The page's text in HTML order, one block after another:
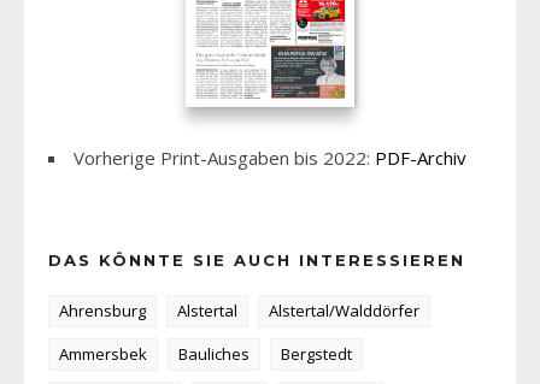
Vorherige Print-Ausgaben bis 2022: PDF-Archiv
DAS KÖNNTE SIE AUCH INTERESSIEREN
Ahrensburg Alstertal
Alstertal/Walddörfer
Ammersbek
Bauliches
Bergstedt